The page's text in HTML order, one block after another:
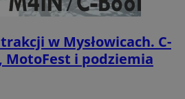
w Mysłowicach. C-
MotoFest i podziemia